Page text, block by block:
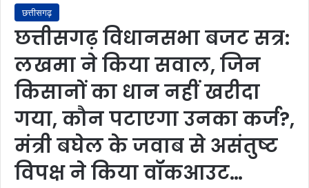
छत्तीसगढ़
छत्तीसगढ़ विधानसभा बजट सत्र:
लखमा ने किया सवाल, जिन
किसानों का धान नहीं खरीदा
गया, कौन पटाएगा उनका कर्ज?,
मंत्री बघेल के जवाब से असंतुष्ट
विपक्ष ने किया वॉकआउट…